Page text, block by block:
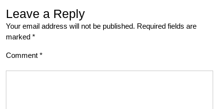
Leave a Reply
Your email address will not be published. Required fields are
marked *
Comment *